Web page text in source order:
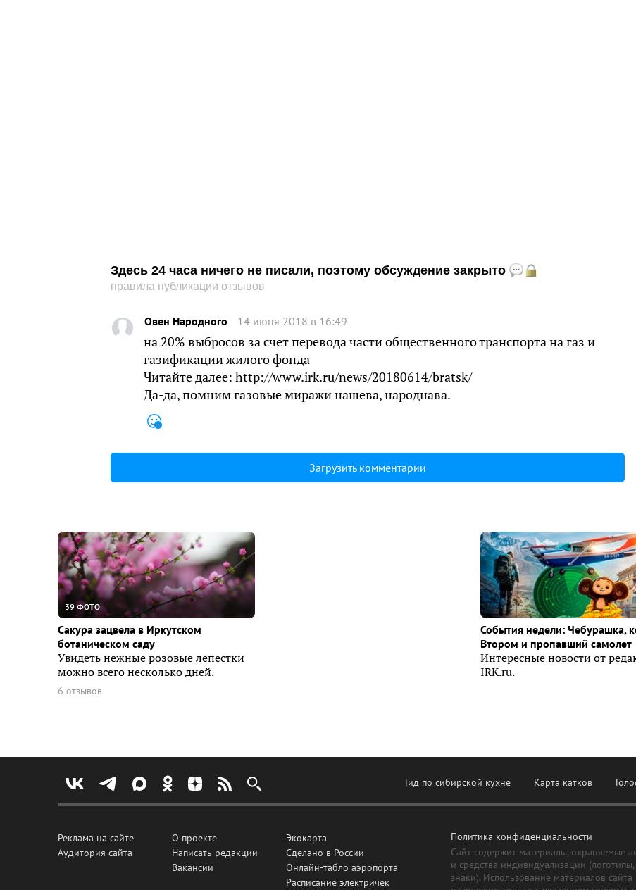
Здесь 24 часа ничего не писали, поэтому обсуждение закрыто
правила публикации отзывов
Овен Народного 14 июня 2018 в 16:49
на 20% выбросов за счет перевода части общественного транспорта на газ и
газификации жилого фонда
Читайте далее: http://www.irk.ru/news/20180614/bratsk/
Да-да, помним газовые миражи нашева, народнава.
Загрузить комментарии
39 ФОТО
Сакура зацвела в Иркутском
ботаническом саду
Увидеть нежные розовые лепестки
можно всего несколько дней.
6 отзывов
События недели: Чебурашка,
Втором и пропавший самолет
Интересные новости от
IRK.ru.
Гид по сибирской кухне Карта катков
Реклама на сайте
Аудитория сайта
О проекте
Написать редакции
Вакансии
Экокарта
Сделано в России
Онлайн-табло аэропорта
Расписание электричек
Политика конфиденциальности
Сайт содержит материалы, охраняемые
и средства индивидуализации
знаки). Использование материалов сайта